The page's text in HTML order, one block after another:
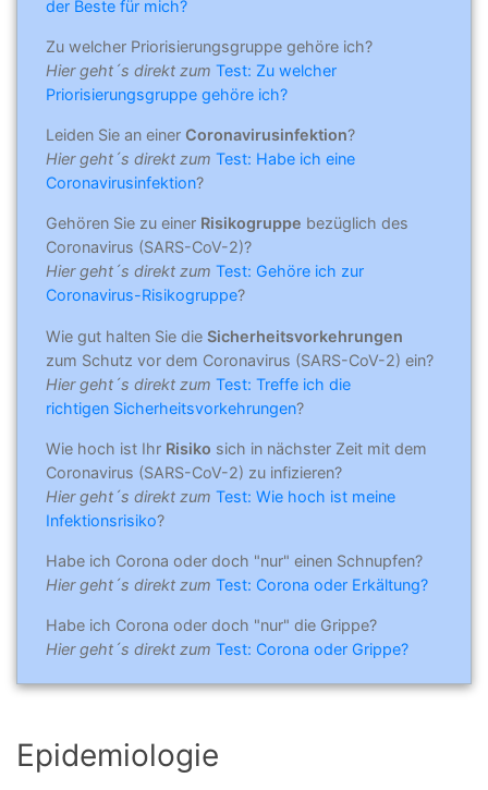
der Beste für mich?
Zu welcher Priorisierungsgruppe gehöre ich?
Hier geht´s direkt zum Test: Zu welcher
Priorisierungsgruppe gehöre ich?
Leiden Sie an einer Coronavirusinfektion?
Hier geht´s direkt zum Test: Habe ich eine
Coronavirusinfektion?
Gehören Sie zu einer Risikogruppe bezüglich des
Coronavirus (SARS-CoV-2)?
Hier geht´s direkt zum Test: Gehöre ich zur
Coronavirus-Risikogruppe?
Wie gut halten Sie die Sicherheitsvorkehrungen
zum Schutz vor dem Coronavirus (SARS-CoV-2) ein?
Hier geht´s direkt zum Test: Treffe ich die
richtigen Sicherheitsvorkehrungen?
Wie hoch ist Ihr Risiko sich in nächster Zeit mit dem
Coronavirus (SARS-CoV-2) zu infizieren?
Hier geht´s direkt zum Test: Wie hoch ist meine
Infektionsrisiko?
Habe ich Corona oder doch "nur" einen Schnupfen?
Hier geht´s direkt zum Test: Corona oder Erkältung?
Habe ich Corona oder doch "nur" die Grippe?
Hier geht´s direkt zum Test: Corona oder Grippe?
Epidemiologie